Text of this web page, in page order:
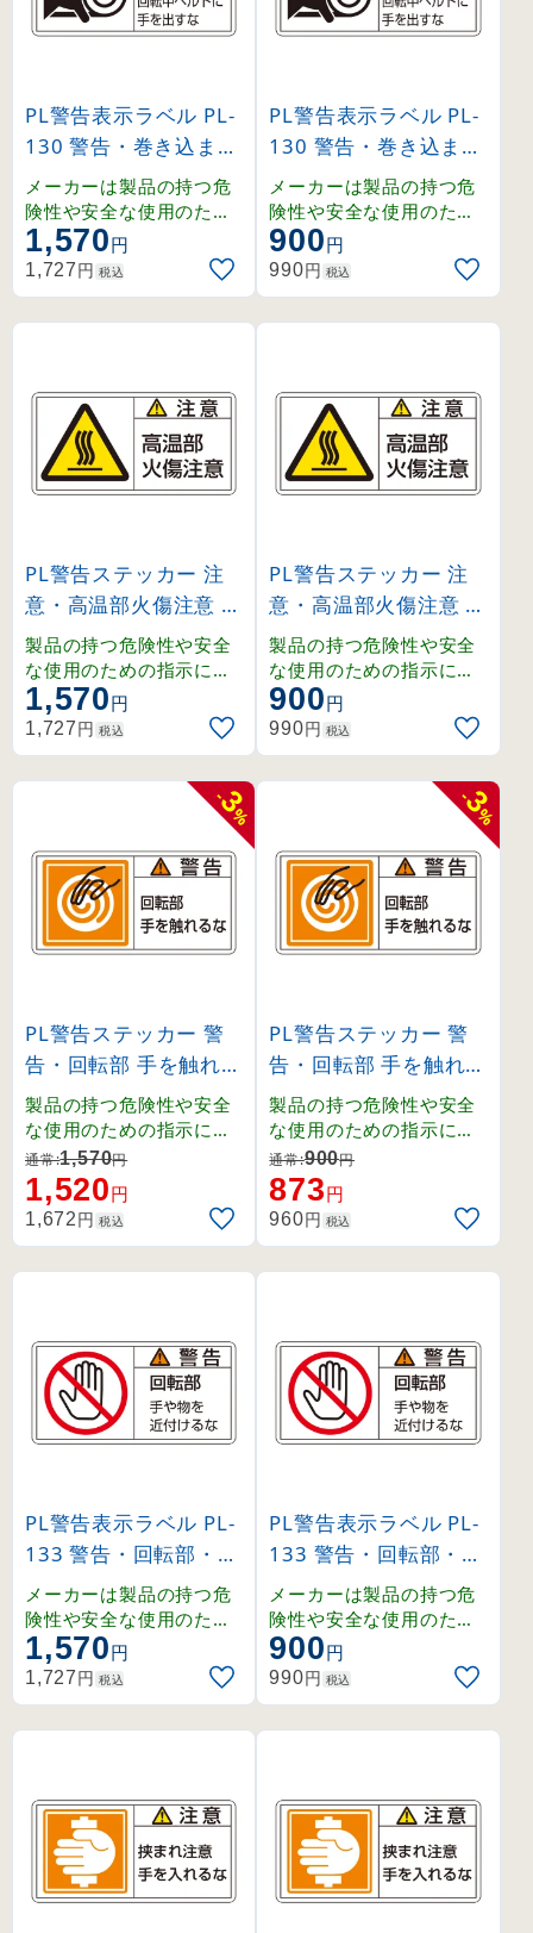
PL警告表示ラベル PL-
130 警告・巻き込まれ
注意・回転中ベルトに
手を出すな 大 (20113
0)
メーカーは製品の持つ危
険性や安全な使用のため
の指示に関わる正しい警
告を、ユーザーに提供す
る義務があり、その内容
1,570円
1,727円 税込
PL警告表示ラベル PL-
130 警告・巻き込まれ
注意・回転中ベルトに
手を出すな 小 (20313
0)
メーカーは製品の持つ危
険性や安全な使用のため
の指示に関わる正しい警
告を、ユーザーに提供す
る義務があり、その内容
900円
990円 税込
PL警告ステッカー 注
意・高温部火傷注意 P
L-104 大 (201104)
製品の持つ危険性や安全
な使用のための指示に関
わるPL警告表示ラベルで
す。シグナルワード、絵
表示、警告文で構成され
1,570円
1,727円 税込
PL警告ステッカー 注
意・高温部火傷注意 P
L-104 小 (203104)
製品の持つ危険性や安全
な使用のための指示に関
わるPL警告表示ラベルで
す。シグナルワード、絵
表示、警告文で構成され
900円
990円 税込
-
3
%
PL警告ステッカー 警
告・回転部 手を触れる
な PL-115 大 (201115
)
製品の持つ危険性や安全
な使用のための指示に関
わるPL警告表示ラベルで
す。シグナルワード、絵
表示、警告文で構成され
、ユーザーに正しい警告
を提供します。
通常:1,570円
1,520円
1,672円 税込
-
3
%
PL警告ステッカー 警
告・回転部 手を触れる
な PL-115 小 (203115
)
製品の持つ危険性や安全
な使用のための指示に関
わるPL警告表示ラベルで
す。シグナルワード、絵
表示、警告文で構成され
、ユーザーに正しい警告
を提供します。
通常:900円
873円
960円 税込
PL警告表示ラベル PL-
133 警告・回転部・手
や物を近付けるな 大 (
201133)
メーカーは製品の持つ危
険性や安全な使用のため
の指示に関わる正しい警
告を、ユーザーに提供す
る義務があり、その内容
1,570円
1,727円 税込
PL警告表示ラベル PL-
133 警告・回転部・手
や物を近付けるな 小 (
203133)
メーカーは製品の持つ危
険性や安全な使用のため
の指示に関わる正しい警
告を、ユーザーに提供す
る義務があり、その内容
900円
990円 税込